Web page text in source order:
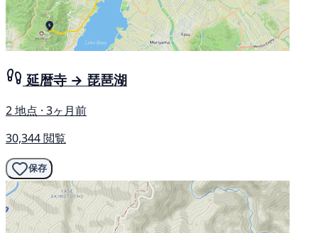
延暦寺 → 琵琶湖
2 地点 · 3ヶ月前
30,344 閲覧
保存